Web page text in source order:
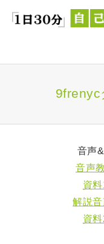
9frenyc
音声
音声
資
解説
資